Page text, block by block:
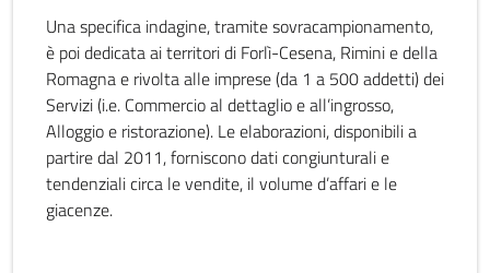
Una specifica indagine, tramite sovracampionamento,
è poi dedicata ai territori di Forlì-Cesena, Rimini e della
Romagna e rivolta alle imprese (da 1 a 500 addetti) dei
Servizi (i.e. Commercio al dettaglio e all’ingrosso,
Alloggio e ristorazione). Le elaborazioni, disponibili a
partire dal 2011, forniscono dati congiunturali e
tendenziali circa le vendite, il volume d’affari e le
giacenze.